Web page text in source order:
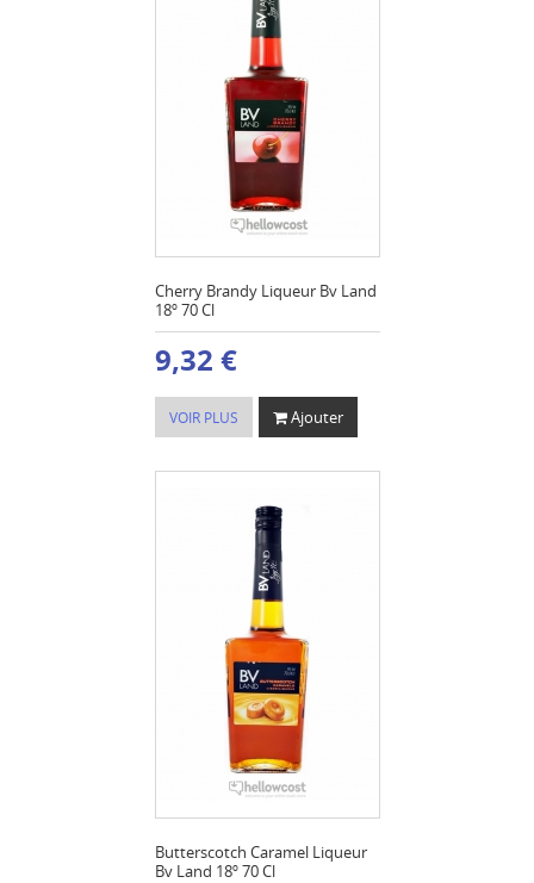
Cherry Brandy Liqueur Bv Land
18º 70 Cl
9,32 €
VOIR PLUS Ajouter
Butterscotch Caramel Liqueur
Bv Land 18º 70 Cl